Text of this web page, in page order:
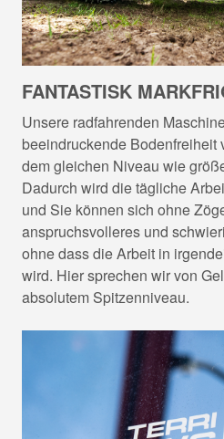
FANTASTISK
Unsere radfahrenden
beeindruckende Bodenfreiheit
dem gleichen Niveau wie
Dadurch wird die tägliche
und Sie können sich ohne
anspruchsvolleres und
ohne dass die Arbeit in
wird. Hier sprechen wir von
absolutem Spitzenniveau.